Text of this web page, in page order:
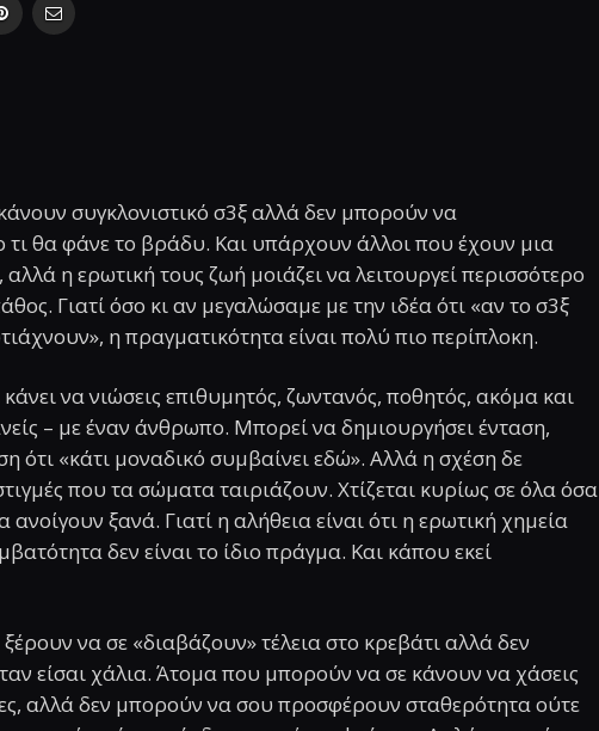
συγκλονιστικό σ3ξ αλλά δεν μπορούν να
τι θα φάνε το βράδυ. Και υπάρχουν άλλοι που έχουν μια
η ερωτική τους ζωή μοιάζει να λειτουργεί περισσότερο
Γιατί όσο κι αν μεγαλώσαμε με την ιδέα ότι «αν το σ3ξ
η πραγματικότητα είναι πολύ πιο περίπλοκη.
να νιώσεις επιθυμητός, ζωντανός, ποθητός, ακόμα και
– με έναν άνθρωπο. Μπορεί να δημιουργήσει ένταση,
ότι «κάτι μοναδικό συμβαίνει εδώ». Αλλά η σχέση δε
που τα σώματα ταιριάζουν. Χτίζεται κυρίως σε όλα όσα
ξανά. Γιατί η αλήθεια είναι ότι η ερωτική χημεία
δεν είναι το ίδιο πράγμα. Και κάπου εκεί
να σε «διαβάζουν» τέλεια στο κρεβάτι αλλά δεν
είσαι χάλια. Άτομα που μπορούν να σε κάνουν να χάσεις
αλλά δεν μπορούν να σου προσφέρουν σταθερότητα ούτε